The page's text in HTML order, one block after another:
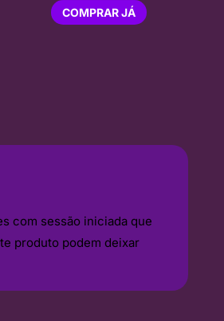
COMPRAR JÁ
com sessão iniciada que
produto podem deixar